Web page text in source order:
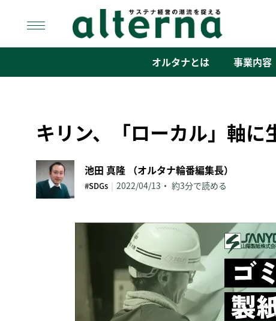
content
オルタナとは 事業内容
キリン、「ローカル」軸に
池田 真隆 （オルタナ輪番編集長）
#SDGs | 2022/04/13 約3分で読める